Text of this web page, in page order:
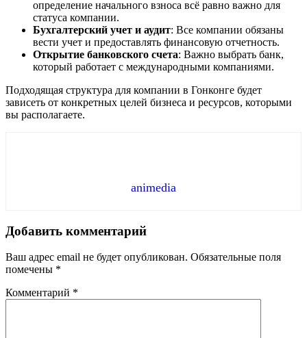
определение начального взноса всё равно важно для
статуса компании.
Бухгалтерский учет и аудит: Все компании обязаны
вести учет и предоставлять финансовую отчетность.
Открытие банковского счета: Важно выбрать банк,
который работает с международными компаниями.
Подходящая структура для компании в Гонконге будет
зависеть от конкретных целей бизнеса и ресурсов, которыми
вы располагаете.
animedia
Добавить комментарий
Ваш адрес email не будет опубликован. Обязательные поля
помечены *
Комментарий *